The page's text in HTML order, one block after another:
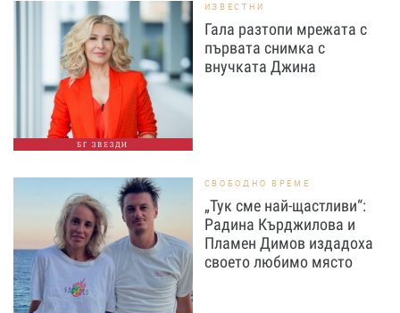
БГ ЗВЕЗДИ
ИЗВЕСТНИ
Гала разтопи мрежата с
първата снимка с
внучката Джина
СВОБОДНО ВРЕМЕ
„Тук сме най-щастливи“:
Радина Кърджилова и
Пламен Димов издадоха
своето любимо място